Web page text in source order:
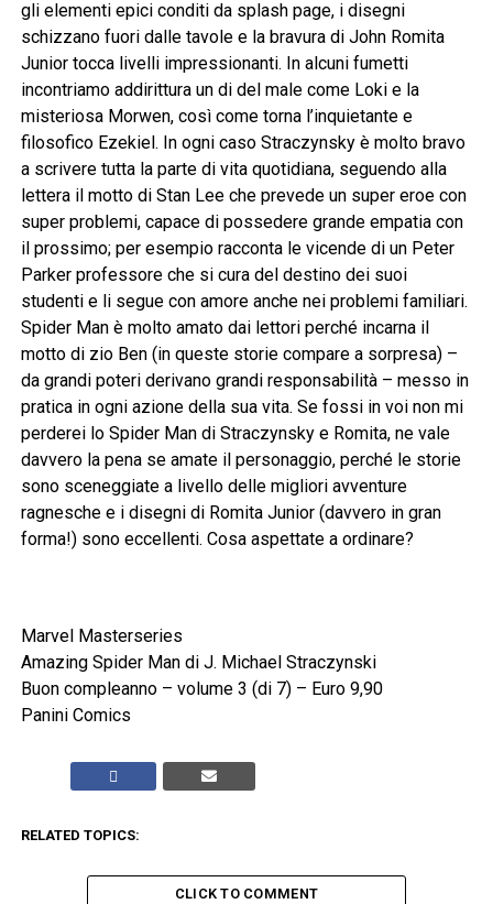
gli elementi epici conditi da splash page, i disegni
schizzano fuori dalle tavole e la bravura di John Romita
Junior tocca livelli impressionanti. In alcuni fumetti
incontriamo addirittura un di del male come Loki e la
misteriosa Morwen, così come torna l’inquietante e
filosofico Ezekiel. In ogni caso Straczynsky è molto bravo
a scrivere tutta la parte di vita quotidiana, seguendo alla
lettera il motto di Stan Lee che prevede un super eroe con
super problemi, capace di possedere grande empatia con
il prossimo; per esempio racconta le vicende di un Peter
Parker professore che si cura del destino dei suoi
studenti e li segue con amore anche nei problemi familiari.
Spider Man è molto amato dai lettori perché incarna il
motto di zio Ben (in queste storie compare a sorpresa) –
da grandi poteri derivano grandi responsabilità – messo in
pratica in ogni azione della sua vita. Se fossi in voi non mi
perderei lo Spider Man di Straczynsky e Romita, ne vale
davvero la pena se amate il personaggio, perché le storie
sono sceneggiate a livello delle migliori avventure
ragnesche e i disegni di Romita Junior (davvero in gran
forma!) sono eccellenti. Cosa aspettate a ordinare?
Marvel Masterseries
Amazing Spider Man di J. Michael Straczynski
Buon compleanno – volume 3 (di 7) – Euro 9,90
Panini Comics
RELATED TOPICS:
CLICK TO COMMENT